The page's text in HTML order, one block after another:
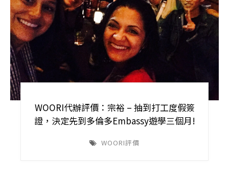
WOORI代辦評價：宗裕 – 抽到打工度假簽
證，決定先到多倫多Embassy遊學三個月!
WOORI評價